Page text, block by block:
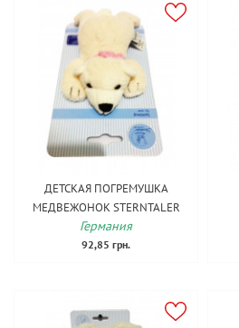
ДЕТСКАЯ ПОГРЕМУШКА
МЕДВЕЖОНОК STERNTALER
Германия
92,85 грн.